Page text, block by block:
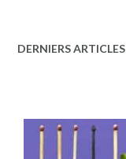
DERNIERS ARTICLES